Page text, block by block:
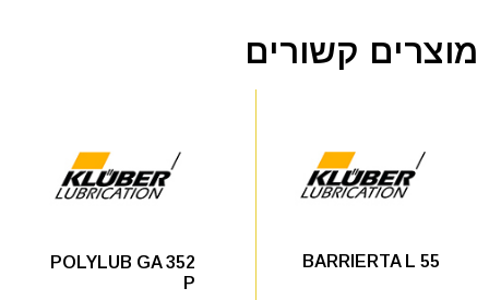
מוצרים קשורים
BARRIERTA L 55
POLYLUB GA 352
P